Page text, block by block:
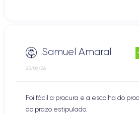
Samuel Amaral
23/06/26
Foi fácil a procura e a escolha do
do prazo estipulado.